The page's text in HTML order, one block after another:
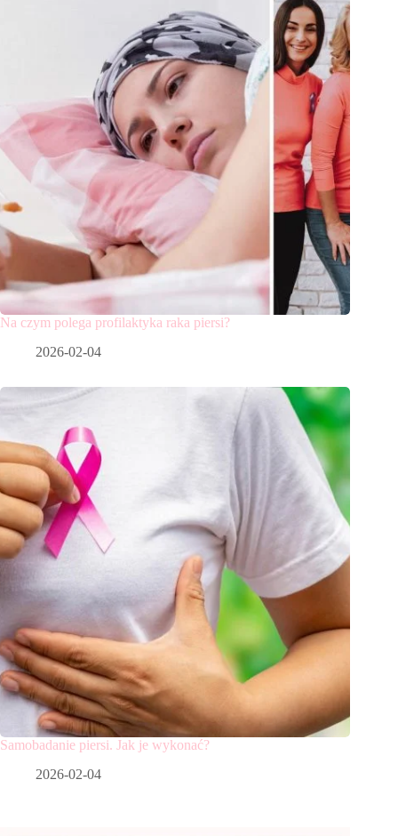
Na czym polega profilaktyka raka piersi?
2026-02-04
Samobadanie piersi. Jak je wykonać?
2026-02-04